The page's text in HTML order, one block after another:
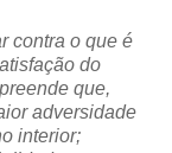
contra o que é
do
que,
adversidade
interior;